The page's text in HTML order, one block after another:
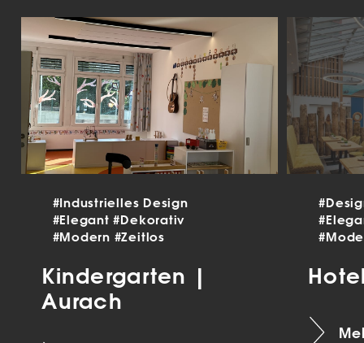
#Industrielles Design
#Elegant#Dekorativ
#Modern #Zeitlos
Kindergarten |
Aurach